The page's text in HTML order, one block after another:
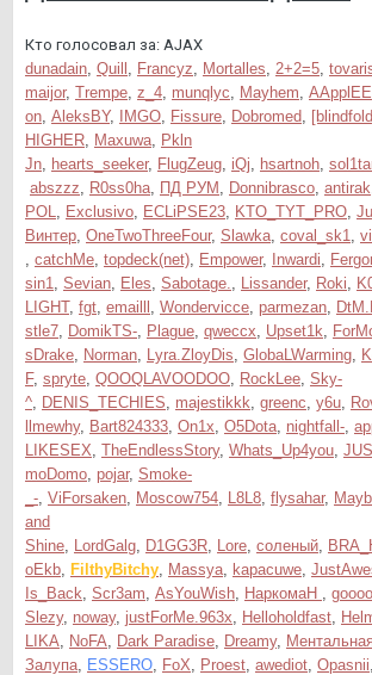
Кто голосовал за: AJAX
dunadain, Quill , Francyz, Mortalles, 2+2=5,
maijor, Trempe, z_4, munqlyc, Mayhem, AApplEE
on, AleksBY, IMGO, Fissure, Dobromed,
HIGHER, Maxuwa, Pkln
Jn, hearts_seeker, FlugZeug, iQj, hsartnoh,
abszzz, R0ss0ha, ПД РУМ , Donnibrasco, antirak
POL, Exclusivo, ECLiPSE23, KTO_TYT_PRO,
Винтер, OneTwoThreeFour, Slawka, coval_sk1,
, catchMe, topdeck(net), Empower, Inwardi,
sin1, Sevian, Eles, Sabotage., Lissander, Roki,
LIGHT, fgt, emailll , Wondervicce, parmezan,
stle7, DomikTS-, Plague, qweccx, Upset1k,
sDrake, Norman, Lyra.ZloyDis, GlobaLWarming,
F, spryte, QOOQLAVOODOO, RockLee, Sky-
^, DENIS_TECHIES, majestikkk, greenc, y6u,
llmewhy, Bart824333, On1x, O5Dota, nightfall-,
LIKESEX, TheEndlessStory, Whats_Up4you,
moDomo, pojar, Smoke-
_-, ViForsaken, Moscow754, L8L8, flysahar,
and
Shine, LordGalg, D1GG3R, Lore, соленый,
oEkb, FilthyBitchy, Massya, kapacuwe,
Is_Back, Scr3am, AsYouWish, НаркомаН ,
Slezy, noway, justForMe.963x, Helloholdfast,
LIKA, NoFA, Dark Paradise, Dreamy, Ментальная
Залупа, ESSERO, FoX, Proest, awediot, Opasnii,